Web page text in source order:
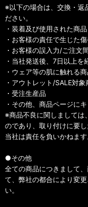
※以下の場合は、交換・返
ださい。
・装着及び使用された商品
・お客様の責任で生じた
・お客様の誤入力/ご注文
・当社発送後、7日以上を
・ウェア等の肌に触れる
・アウトレット/SALE対象
・受注生産品
・その他、商品ページに
※商品不良に関しましては
のであり、取り付けに要
当社は責任を負いかねます
●その他
全ての商品につきまして
て、弊社の都合により変
い。